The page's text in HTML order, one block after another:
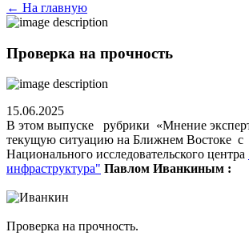
← На главную
Проверка на прочность
15.06.2025
В этом выпуске рубрики «Мнение
текущую ситуацию на Ближнем Востоке с
Национального исследовательского центра
инфраструктура" Павлом Иванкиным :
Проверка на прочность.